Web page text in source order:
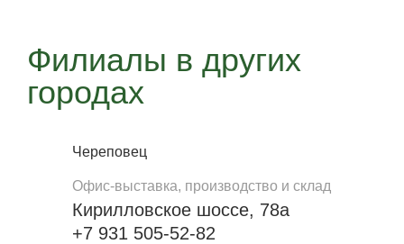
Филиалы в других
городах
Череповец
Офис-выставка, производство и склад
Кирилловское шоссе, 78а
+7 931 505-52-82